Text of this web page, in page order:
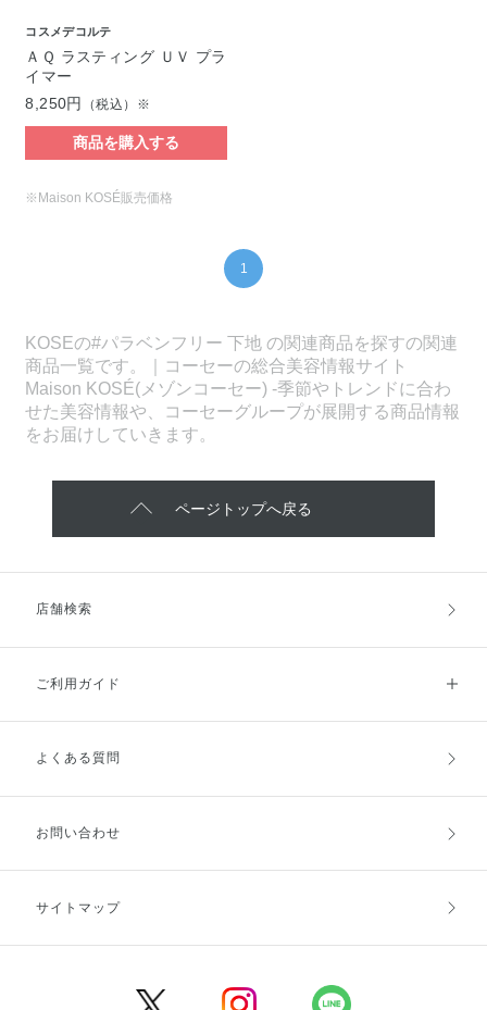
コスメデコルテ
ＡＱ ラスティング ＵＶ プラ
イマー
8,250円
（税込）※
商品を購入する
※Maison KOSÉ販売価格
1
KOSEの#パラベンフリー 下地 の関連商品を探すの関連
商品一覧です。｜コーセーの総合美容情報サイト
Maison KOSÉ(メゾンコーセー) -季節やトレンドに合わ
せた美容情報や、コーセーグループが展開する商品情報
をお届けしていきます。
ページトップへ戻る
店舗検索
ご利用ガイド
ご利用ガイドトップ
お支払方法
キャンセル・返品・交換
よくある質問
お問い合わせ
サイトマップ